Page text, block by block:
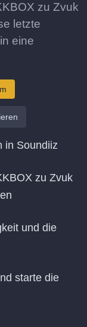
zu Zvuk
letzte
eine
in Soundiiz
zu Zvuk
und die
starte die